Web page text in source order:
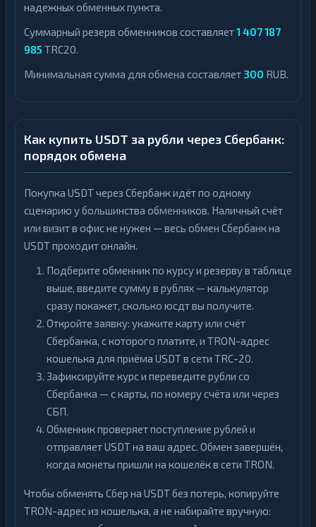
надежных обменных пункта.
Суммарный резерв обменников составляет1 407 187
985 TRC20.
Минимальная сумма для обмена составляет 300 RUB.
Как купить USDT за рубли через Сбербанк:
порядок обмена
Покупка USDT через Сбербанк идёт по одному
сценарию у большинства обменников. Наличный счёт
или визит в офис не нужен — весь обмен Сбербанк на
USDT проходит онлайн.
Подберите обменник по курсу и резерву в таблице
выше, введите сумму в рублях — калькулятор
сразу покажет, сколько юсдт вы получите.
Откройте заявку: укажите карту или счёт
Сбербанка, с которого платите, и TRON-адрес
кошелька для приёма USDT в сети TRC-20.
Зафиксируйте курс и переведите рубли со
Сбербанка — с карты, по номеру счёта или через
СБП.
Обменник проверяет поступление рублей и
отправляет USDT на ваш адрес. Обмен завершён,
когда монеты пришли на кошелёк в сети TRON.
Чтобы обменять Сбер на USDT без потерь, копируйте
TRON-адрес из кошелька, а не набирайте вручную: